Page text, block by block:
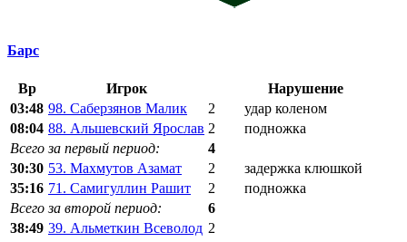
Барс
Вр Игрок
Нарушение
03:48 98. Саберзянов Малик 2
удар коленом
08:04 88. Альшевский Ярослав 2
подножка
Всего за первый период:
4
30:30 53. Махмутов Азамат 2
задержка клюшкой
35:16 71. Самигуллин Рашит 2
подножка
Всего за второй период:
6
38:49 39. Альметкин Всеволод 2